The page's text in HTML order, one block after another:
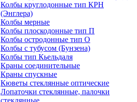
Колбы круглодонные тип КРН
(Энглера)
Колбы мерные
Колбы плоскодонные тип П
Колбы остродонные тип О
Колбы с тубусом (Бунзена)
Колбы тип Кьельдаля
Краны соединительные
Краны спускные
Кюветы стеклянные оптические
Лопаточки стеклянные, палочки
стеклянные